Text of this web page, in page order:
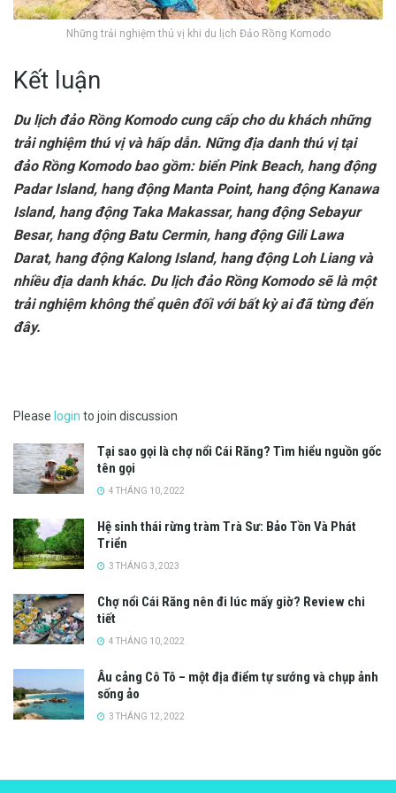
Những trải nghiệm thú vị khi du lịch Đảo Rồng Komodo
Kết luận
Du lịch đảo Rồng Komodo cung cấp cho du khách những
trải nghiệm thú vị và hấp dẫn. Nững địa danh thú vị tại
đảo Rồng Komodo bao gồm: biển Pink Beach, hang động
Padar Island, hang động Manta Point, hang động Kanawa
Island, hang động Taka Makassar, hang động Sebayur
Besar, hang động Batu Cermin, hang động Gili Lawa
Darat, hang động Kalong Island, hang động Loh Liang và
nhiều địa danh khác. Du lịch đảo Rồng Komodo sẽ là một
trải nghiệm không thể quên đối với bất kỳ ai đã từng đến
đây.
Please login to join discussion
Tại sao gọi là chợ nổi Cái Răng? Tìm hiểu nguồn gốc
tên gọi
4 THÁNG 10, 2022
Hệ sinh thái rừng tràm Trà Sư: Bảo Tồn Và Phát
Triển
3 THÁNG 3, 2023
Chợ nổi Cái Răng nên đi lúc mấy giờ? Review chi
tiết
4 THÁNG 10, 2022
Âu cảng Cô Tô – một địa điểm tự sướng và chụp ảnh
sống ảo
3 THÁNG 12, 2022